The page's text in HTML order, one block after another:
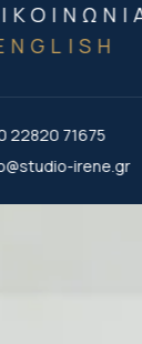
22820 71675
irene.gr